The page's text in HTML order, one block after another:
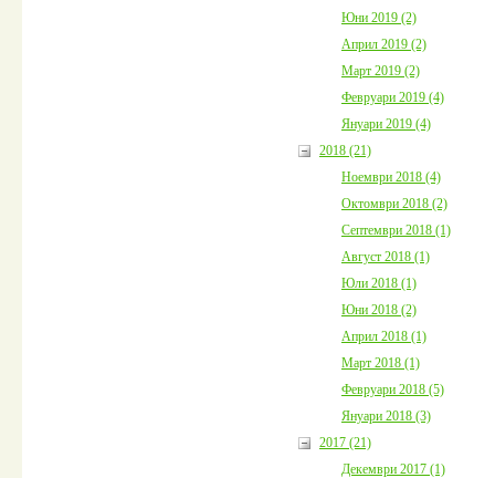
Юни 2019 (2)
Април 2019 (2)
Март 2019 (2)
Февруари 2019 (4)
Януари 2019 (4)
2018 (21)
Ноември 2018 (4)
Октомври 2018 (2)
Септември 2018 (1)
Август 2018 (1)
Юли 2018 (1)
Юни 2018 (2)
Април 2018 (1)
Март 2018 (1)
Февруари 2018 (5)
Януари 2018 (3)
2017 (21)
Декември 2017 (1)